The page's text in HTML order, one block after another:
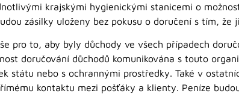
krajskými hygienickými stanicemi o
zásilky uloženy bez pokusu o doručení s tím, že
pro to, aby byly důchody ve všech případech
doručování důchodů komunikována s touto
státu nebo s ochrannými prostředky. Také v
kontaktu mezi pošťáky a klienty. Peníze